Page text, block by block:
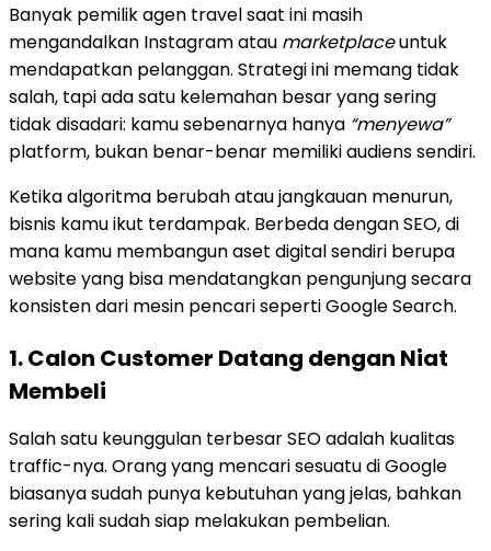
Banyak pemilik agen travel saat ini masih
mengandalkan Instagram atau marketplaceuntuk
mendapatkan pelanggan. Strategi ini memang tidak
salah, tapi ada satu kelemahan besar yang sering
tidak disadari: kamu sebenarnya hanya “menyewa”
platform, bukan benar-benar memiliki audiens sendiri.
Ketika algoritma berubah atau jangkauan menurun,
bisnis kamu ikut terdampak. Berbeda dengan SEO, di
mana kamu membangun aset digital sendiri berupa
website yang bisa mendatangkan pengunjung secara
konsisten dari mesin pencari seperti Google Search.
1. Calon Customer Datang dengan Niat
Membeli
Salah satu keunggulan terbesar SEO adalah kualitas
traffic-nya. Orang yang mencari sesuatu di Google
biasanya sudah punya kebutuhan yang jelas, bahkan
sering kali sudah siap melakukan pembelian.